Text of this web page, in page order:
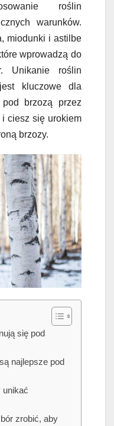
roślin
warunków.
miodunki i astilbe
wprowadzą do
Unikanie roślin
kluczowe dla
brzozą przez
i ciesz się urokiem
brzozy.
się pod
najlepsze pod
unikać
zrobić, aby